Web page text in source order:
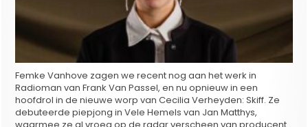
Femke Vanhove zagen we recent nog aan het werk in
Radioman van Frank Van Passel, en nu opnieuw in een
hoofdrol in de nieuwe worp van Cecilia Verheyden: Skiff. Ze
debuteerde piepjong in Vele Hemels van Jan Matthys,